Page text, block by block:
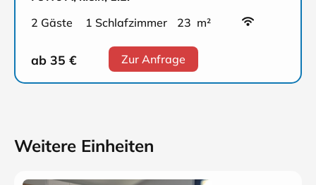
2 Gäste
1 Schlafzimmer 23 m²
ab 35 € Zur Anfrage
Weitere Einheiten